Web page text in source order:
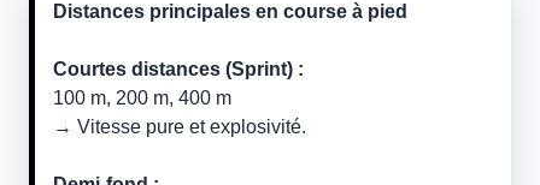
Distances principales en course à pied
Courtes distances (Sprint) :
100 m, 200 m, 400 m
→ Vitesse pure et explosivité.